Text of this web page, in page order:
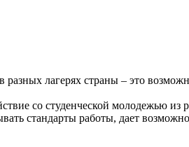
лагерях страны – это
со студенческой молодежью
стандарты работы, дает